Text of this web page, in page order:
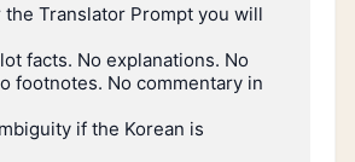
the Translator Prompt you will
facts. No explanations. No
footnotes. No commentary in
if the Korean is